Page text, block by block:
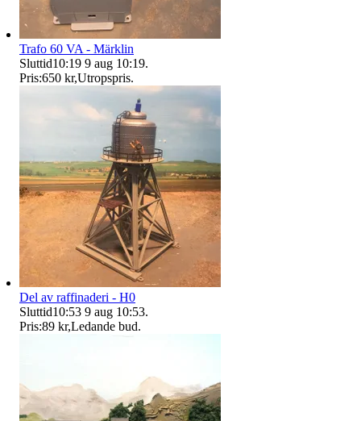
Trafo 60 VA - Märklin
Sluttid10:19 9 aug 10:19.
Pris:650 kr,Utropspris.
Del av raffinaderi - H0
Sluttid10:53 9 aug 10:53.
Pris:89 kr,Ledande bud.